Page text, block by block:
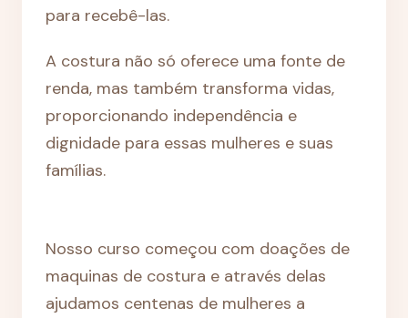
para recebê-las.
A costura não só oferece uma fonte de
renda, mas também transforma vidas,
proporcionando independência e
dignidade para essas mulheres e suas
famílias.
Nosso curso começou com doações de
maquinas de costura e através delas
ajudamos centenas de mulheres a